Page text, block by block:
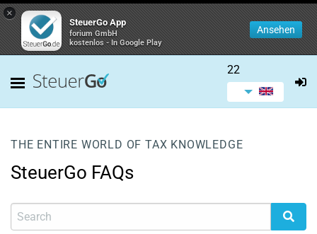
×
SteuerGo App
forium GmbH
kostenlos - In Google Play
Ansehen
22
THE ENTIRE WORLD OF TAX KNOWLEDGE
SteuerGo FAQs